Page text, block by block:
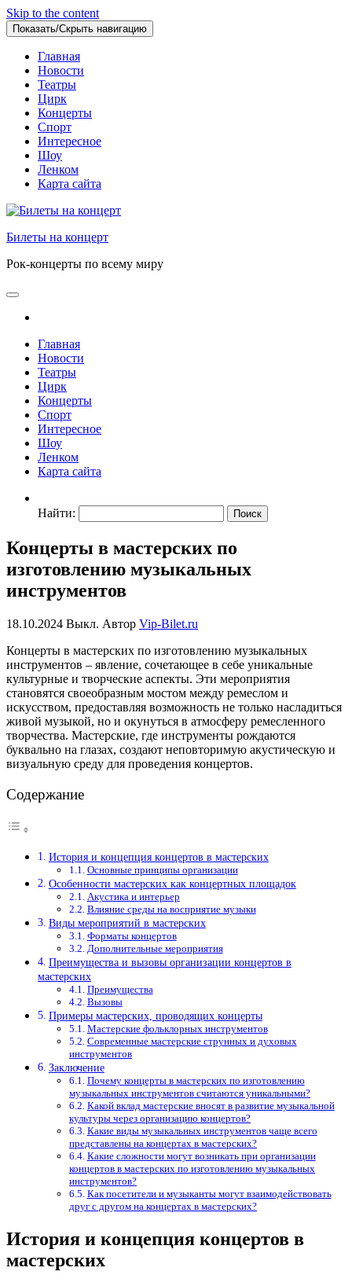
Skip to the content
Показать/Скрыть навигацию
Главная
Новости
Театры
Цирк
Концерты
Спорт
Интересное
Шоу
Ленком
Карта сайта
Билеты на концерт
Рок-концерты по всему миру
Главная
Новости
Театры
Цирк
Концерты
Спорт
Интересное
Шоу
Ленком
Карта сайта
Найти:
Концерты в мастерских по
изготовлению музыкальных
инструментов
18.10.2024 Выкл. Автор Vip-Bilet.ru
Концерты в мастерских по изготовлению музыкальных
инструментов – явление, сочетающее в себе уникальные
культурные и творческие аспекты. Эти мероприятия
становятся своеобразным мостом между ремеслом и
искусством, предоставляя возможность не только насладиться
живой музыкой, но и окунуться в атмосферу ремесленного
творчества. Мастерские, где инструменты рождаются
буквально на глазах, создают неповторимую акустическую и
визуальную среду для проведения концертов.
Содержание
История и концепция концертов в мастерских
Основные принципы организации
Особенности мастерских как концертных площадок
Акустика и интерьер
Влияние среды на восприятие музыки
Виды мероприятий в мастерских
Форматы концертов
Дополнительные мероприятия
Преимущества и вызовы организации концертов в
мастерских
Преимущества
Вызовы
Примеры мастерских, проводящих концерты
Мастерские фольклорных инструментов
Современные мастерские струнных и духовых
инструментов
Заключение
Почему концерты в мастерских по изготовлению
музыкальных инструментов считаются уникальными?
Какой вклад мастерские вносят в развитие музыкальной
культуры через организацию концертов?
Какие виды музыкальных инструментов чаще всего
представлены на концертах в мастерских?
Какие сложности могут возникать при организации
концертов в мастерских по изготовлению музыкальных
инструментов?
Как посетители и музыканты могут взаимодействовать
друг с другом на концертах в мастерских?
История и концепция концертов в
мастерских